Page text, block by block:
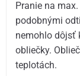
Pranie na
podobnými
nemohlo dôjsť
obliečky.
teplotách.